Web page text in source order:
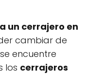
un cerrajero en
cambiar de
encuentre
los cerrajeros